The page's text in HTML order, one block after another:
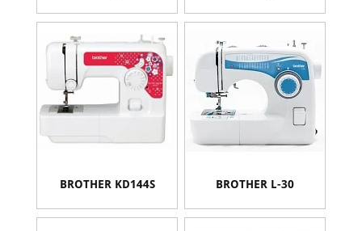
BROTHER KD144S BROTHER L-30